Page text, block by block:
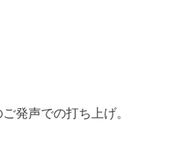
発声での打ち上げ。